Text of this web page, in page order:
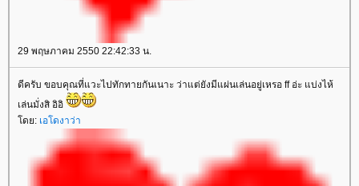
29 พฤษภาคม 2550 22:42:33 น.
ดีครับ ขอบคุณที่แวะไปทักทายกันเนาะ ว่าแต่ยังมีแผ่นเล่นอยู่เหรอ ff อ่ะ แบ่งไห้
เล่นมั่งสิ อิอิ
ดย: เอโดงาว่า